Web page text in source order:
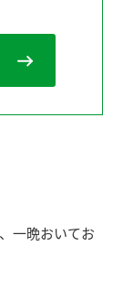
一晩おいてお